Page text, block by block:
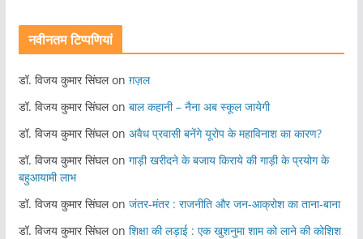
नवीनतम टिप्पणियां
डॉ. विजय कुमार सिंघलon ग़ज़ल
डॉ. विजय कुमार सिंघलon बाल कहानी – नैना अब स्कूल जायेगी
डॉ. विजय कुमार सिंघलon अवैध प्रवासी बनेंगे यूरोप के महाविनाश का कारण?
डॉ. विजय कुमार सिंघलon गाड़ी खरीदने के बजाय किराये की गाड़ी के प्रयोग के
बहुआयामी लाभ
डॉ. विजय कुमार सिंघलon जंतर-मंतर : राजनीति और जन-आक्रोश का ताना-बाना
डॉ. विजय कुमार सिंघलon शिक्षा की लड़ाई : एक खुशनुमा शाम को लाने की कोशिश